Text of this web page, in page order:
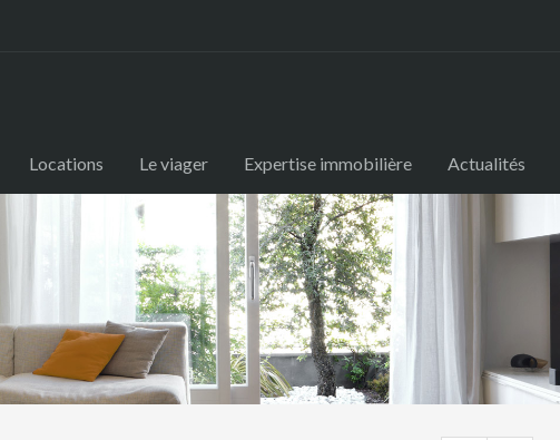
Locations Le viager Expertise immobilière Actualités